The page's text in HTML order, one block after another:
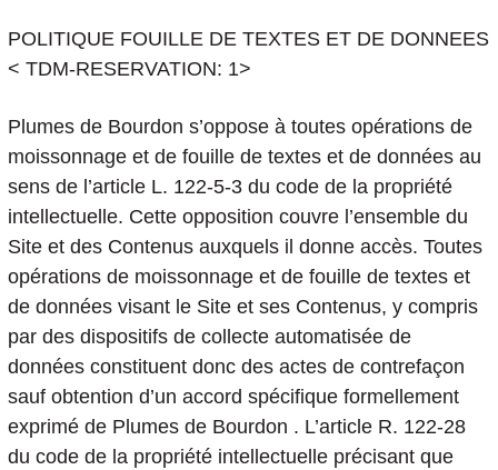
POLITIQUE FOUILLE DE TEXTES ET DE DONNEES
< TDM-RESERVATION: 1>
Plumes de Bourdon s’oppose à toutes opérations de
moissonnage et de fouille de textes et de données au
sens de l’article L. 122-5-3 du code de la propriété
intellectuelle. Cette opposition couvre l’ensemble du
Site et des Contenus auxquels il donne accès. Toutes
opérations de moissonnage et de fouille de textes et
de données visant le Site et ses Contenus, y compris
par des dispositifs de collecte automatisée de
données constituent donc des actes de contrefaçon
sauf obtention d’un accord spécifique formellement
exprimé de Plumes de Bourdon . L’article R. 122-28
du code de la propriété intellectuelle précisant que